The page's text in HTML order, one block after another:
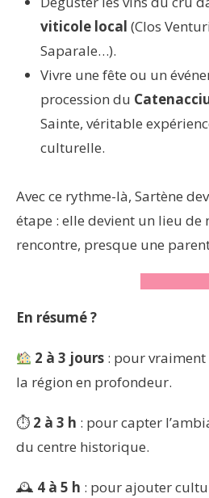
viticole local (Clos
Saparale…).
Vivre une fête ou un
procession du
Sainte, véritable
culturelle.
Avec ce rythme-là, Sartène
étape : elle devient un lieu de
rencontre, presque une
En résumé ?
2 à 3 jours : pour
la région en profondeur.
⏱ 2 à 3 h : pour capter
du centre historique.
🕰 4 à 5 h : pour ajouter